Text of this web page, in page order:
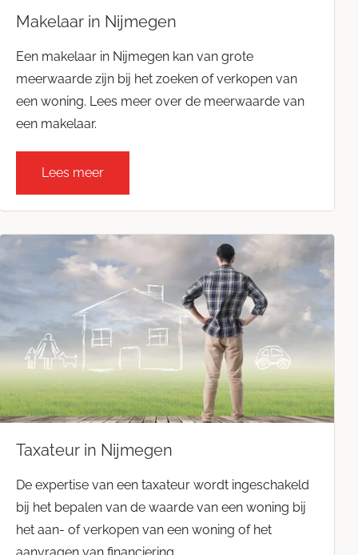
Makelaar in Nijmegen
Een makelaar in Nijmegen kan van grote
meerwaarde zijn bij het zoeken of verkopen van
een woning. Lees meer over de meerwaarde van
een makelaar.
Lees meer
Taxateur in Nijmegen
De expertise van een taxateur wordt ingeschakeld
bij het bepalen van de waarde van een woning bij
het aan- of verkopen van een woning of het